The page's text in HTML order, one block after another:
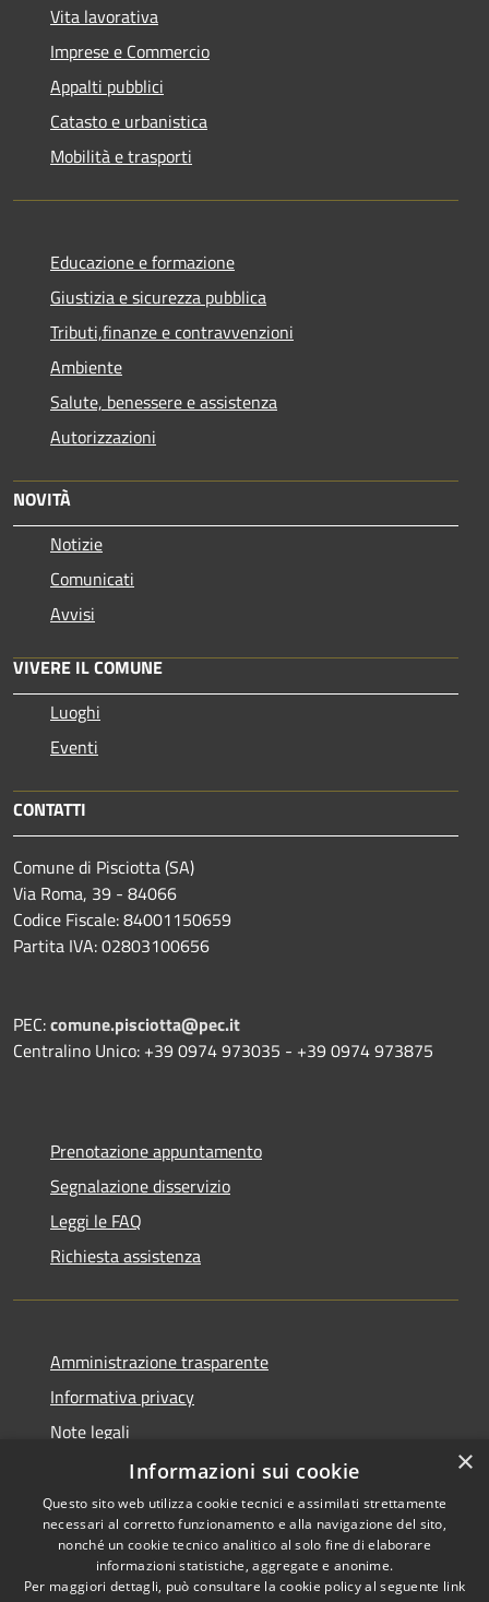
Vita lavorativa
Imprese e Commercio
Appalti pubblici
Catasto e urbanistica
Mobilità e trasporti
Educazione e formazione
Giustizia e sicurezza pubblica
Tributi,finanze e contravvenzioni
Ambiente
Salute, benessere e assistenza
Autorizzazioni
NOVITÀ
Notizie
Comunicati
Avvisi
VIVERE IL COMUNE
Luoghi
Eventi
CONTATTI
Comune di Pisciotta (SA)
Via Roma, 39 - 84066
Codice Fiscale: 84001150659
Partita IVA: 02803100656
PEC:comune.pisciotta@pec.it
Centralino Unico: +39 0974 973035 - +39 0974 973875
Prenotazione appuntamento
Segnalazione disservizio
Leggi le FAQ
Richiesta assistenza
Amministrazione trasparente
Informativa privacy
Note legali
Dichiarazione di accessibilità
RSS
Copyright © 2026 • Comune di
×
Informazioni sui cookie
Questo sito web utilizza cookie tecnici e assimilati strettamente
necessari al corretto funzionamento e alla navigazione del sito,
nonché un cookie tecnico analitico al solo fine di elaborare
informazioni statistiche, aggregate e anonime.
Per maggiori dettagli, può consultare la cookie policy al seguente link